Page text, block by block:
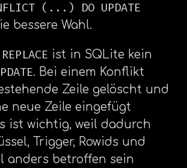
(...) DO UPDATE
bessere Wahl.
ist in SQLite kein
. Bei einem Konflikt
Zeile gelöscht und
neue Zeile eingefügt
ist wichtig, weil dadurch
Trigger, Rowids und
anders betroffen sein